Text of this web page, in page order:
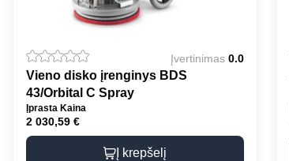
Įvertinimas 0.0
Vieno disko įrenginys BDS
43/Orbital C Spray
Įprasta Kaina
2 030,59 €
Į krepšelį